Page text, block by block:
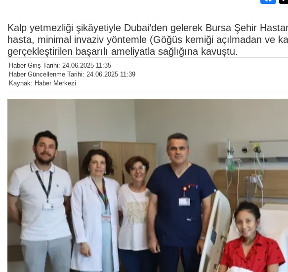
Kalp yetmezliği şikâyetiyle Dubai’den gelerek Bursa Şehir
hasta, minimal invaziv yöntemle (Göğüs kemiği açılmadan ve
gerçekleştirilen başarılı ameliyatla sağlığına kavuştu.
Haber Giriş Tarihi: 24.06.2025 11:35
Haber Güncellenme Tarihi: 24.06.2025 11:39
Kaynak: Haber Merkezi